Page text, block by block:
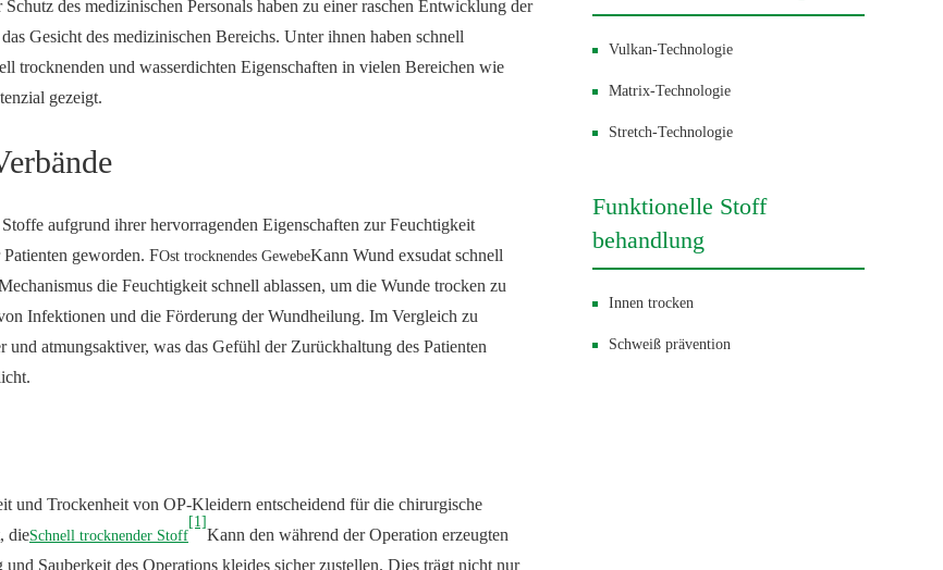
des medizinischen Personals haben zu einer raschen Entwicklung der
Gesicht des medizinischen Bereichs. Unter ihnen haben schnell
trocknenden und wasserdichten Eigenschaften in vielen Bereichen wie
gezeigt.
aufgrund ihrer hervorragenden Eigenschaften zur Feuchtigkeit
geworden. FOst trocknendes GewebeKann Wund exsudat schnell
die Feuchtigkeit schnell ablassen, um die Wunde trocken zu
Infektionen und die Förderung der Wundheilung. Im Vergleich zu
atmungsaktiver, was das Gefühl der Zurückhaltung des Patienten
und Trockenheit von OP-Kleidern entscheidend für die chirurgische
dieSchnell trocknender Stoff
[1]
Kann den während der Operation erzeugten
Sauberkeit des Operations kleides sicher zustellen. Dies trägt nicht nur
Vulkan-Technologie
Matrix-Technologie
Stretch-Technologie
Funktionelle Stoff
behandlung
Innen trocken
Schweiß prävention